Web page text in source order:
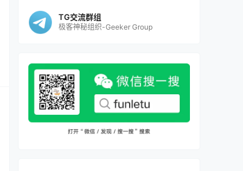
TG交流群组
极客神秘组织-Geeker Group